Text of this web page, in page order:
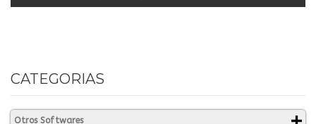
CATEGORIAS
Otros Softwares